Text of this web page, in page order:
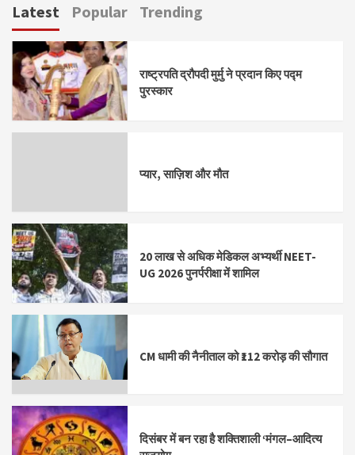
Latest Popular Trending
राष्ट्रपति द्रौपदी मुर्मु ने प्रदान किए पद्म
पुरस्कार
प्यार, साज़िश और मौत
20 लाख से अधिक मेडिकल अभ्यर्थी NEET-
UG 2026 पुनर्परीक्षा में शामिल
CM धामी की नैनीताल को ₹112 करोड़ की सौगात
दिसंबर में बन रहा है शक्तिशाली ‘मंगल–आदित्य